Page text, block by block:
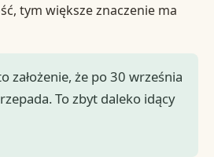
tym większe znaczenie ma
założenie, że po 30 września
To zbyt daleko idący